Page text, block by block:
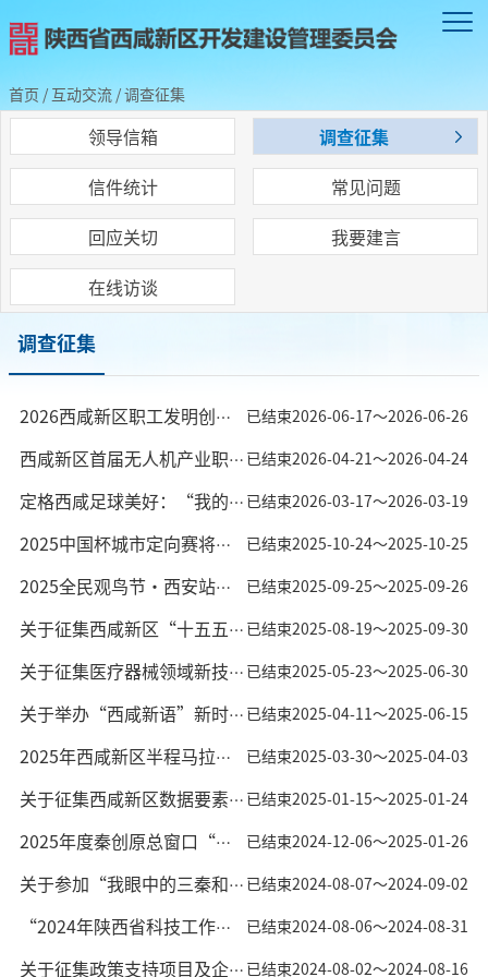
首页 / 互动交流 /调查征集
领导信箱
调查征集
信件统计
常见问题
回应关切
我要建言
在线访谈
调查征集
2026-06-17～2026-06-26
已结束
2026西咸新区职工发明创造成果大赛报名通道已开启
2026-04-21～2026-04-24
已结束
西咸新区首届无人机产业职工技能挑战赛开始报名
2026-03-17～2026-03-19
已结束
定格西咸足球美好：“我的足球记忆”照片征集活动启动
2025-10-24～2025-10-25
已结束
2025中国杯城市定向赛将于10月25日在西咸新区诗经里景区开赛
2025-09-25～2025-09-26
已结束
2025全民观鸟节·西安站活动将在西咸新区昆明池景区正式拉开帷幕
2025-08-19～2025-09-30
已结束
关于征集西咸新区“十五五”规划编制意见建议的公告
2025-05-23～2025-06-30
已结束
关于征集医疗器械领域新技术、新产品、新场景、新需求的通知
2025-04-11～2025-06-15
已结束
关于举办“西咸新语”新时代文明实践群众宣讲大赛的公告
2025-03-30～2025-04-03
已结束
2025年西咸新区半程马拉松赛道标语征集令来了
2025-01-15～2025-01-24
已结束
关于征集西咸新区数据要素生态合作伙伴的通知
2024-12-06～2025-01-26
已结束
2025年度秦创原总窗口“四链”融合项目申报指南
2024-08-07～2024-09-02
已结束
关于参加“我眼中的三秦和美乡村”系列文明实践活动的通知
2024-08-06～2024-08-31
已结束
“2024年陕西省科技工作者创新创业大赛”项目申报工作正式启动
2024-08-02～2024-08-16
已结束
关于征集政策支持项目及企业意向的通知